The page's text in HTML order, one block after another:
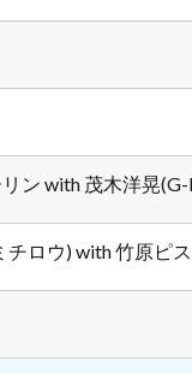
ン with 茂木洋晃(G-
チロウ) with 竹原ピ